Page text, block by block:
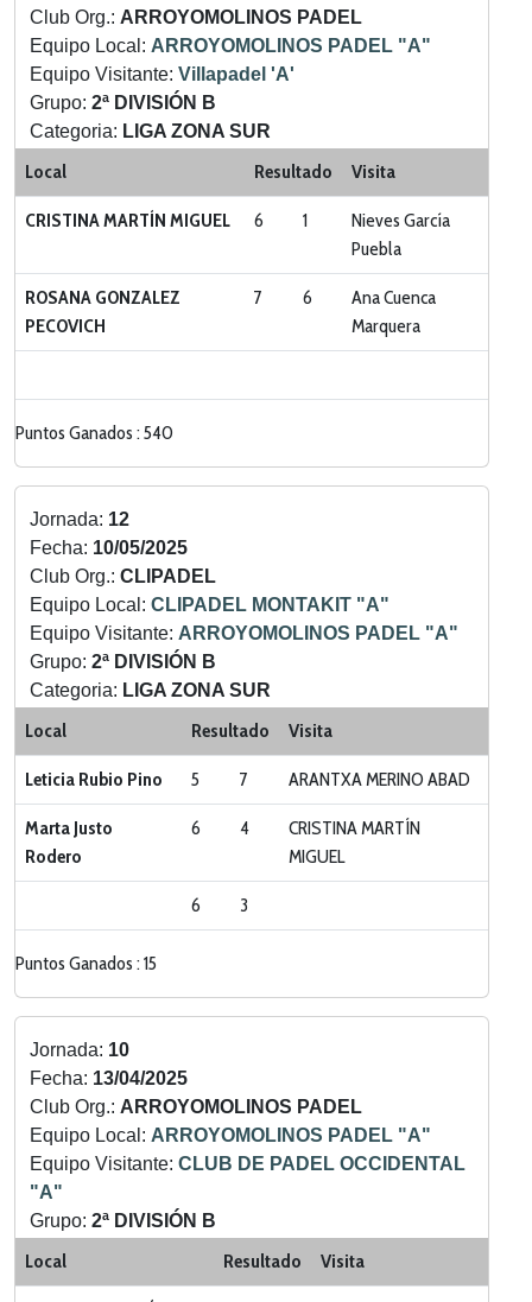
Club Org.: ARROYOMOLINOS PADEL
Equipo Local: ARROYOMOLINOS PADEL "A"
Equipo Visitante: Villapadel 'A'
Grupo: 2ª DIVISIÓN B
Categoria: LIGA ZONA SUR
Local Resultado Visita
CRISTINA MARTÍN MIGUEL 6 1
Nieves García
Puebla
ROSANA GONZALEZ
PECOVICH
7 6
Ana Cuenca
Marquera
Puntos Ganados : 540
Jornada: 12
Fecha: 10/05/2025
Club Org.: CLIPADEL
Equipo Local: CLIPADEL MONTAKIT "A"
Equipo Visitante: ARROYOMOLINOS PADEL "A"
Grupo: 2ª DIVISIÓN B
Categoria: LIGA ZONA SUR
Local Resultado Visita
Leticia Rubio Pino 5 7 ARANTXA MERINO ABAD
Marta Justo
Rodero
6 4
CRISTINA MARTÍN
MIGUEL
6 3
Puntos Ganados : 15
Jornada: 10
Fecha: 13/04/2025
Club Org.: ARROYOMOLINOS PADEL
Equipo Local: ARROYOMOLINOS PADEL "A"
Equipo Visitante: CLUB DE PADEL OCCIDENTAL
"A"
Grupo: 2ª DIVISIÓN B
Categoria:
LIGA ZONA SUR
Local Resultado Visita